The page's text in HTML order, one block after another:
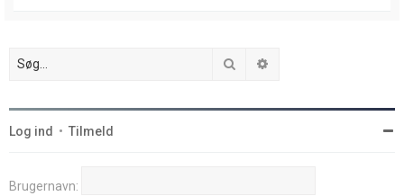
Søg
Log ind • Tilmeld
Brugernavn: